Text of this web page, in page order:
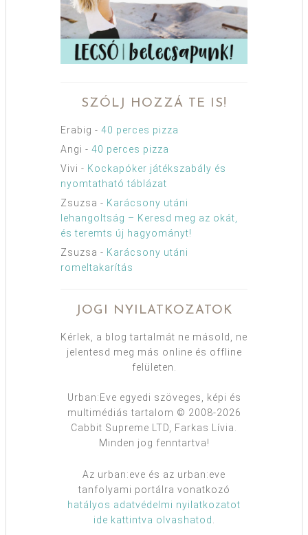
SZÓLJ HOZZÁ TE IS!
Erabig - 40 perces pizza
Angi - 40 perces pizza
Vivi - Kockapóker játékszabály és
nyomtatható táblázat
Zsuzsa - Karácsony utáni
lehangoltság – Keresd meg az okát,
és teremts új hagyományt!
Zsuzsa - Karácsony utáni
romeltakarítás
JOGI NYILATKOZATOK
Kérlek, a blog tartalmát ne másold, ne
jelentesd meg más online és offline
felületen.
Urban:Eve egyedi szöveges, képi és
multimédiás tartalom © 2008-2026
Cabbit Supreme LTD, Farkas Lívia.
Minden jog fenntartva!
Az urban:eve és az urban:eve
tanfolyami portálra vonatkozó
hatályos adatvédelmi nyilatkozatot
ide kattintva olvashatod